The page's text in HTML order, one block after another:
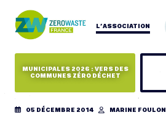
L’ASSOCIATION
MUNICIPALES 2026 : VERS DES
COMMUNES ZÉRO DÉCHET
05 DÉCEMBRE 2014 MARINE FOULON